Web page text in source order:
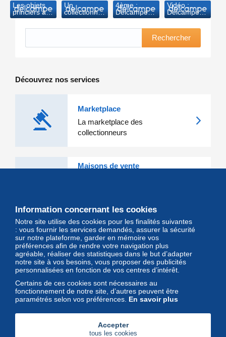
Les objets
princiers aux
enchères
(7sur7-
Un
collectionneur
acharné
d’Albert II
4ème :
Delcampe
avec 644
(JDN-2011)
Vidéo :
Delcampe
caverne d’Ali
virtuelle
(RTBF-
2018)
Rechercher
Découvrez nos services
Marketplace
La marketplace des
collectionneurs
Maisons de vente
Magazine
Un regard unique et décalé sur
l'univers des timbres et leurs
collectionneurs
Information concernant les cookies
Notre site utilise des cookies pour les finalités suivantes
: vous fournir les services demandés, assurer la sécurité
sur notre plateforme, garder en mémoire vos
préférences afin de rendre votre navigation plus
agréable, réaliser des statistiques dans le but d’adapter
notre site à vos besoins, vous proposer des publicités
personnalisées en fonction de vos centres d’intérêt.
Certains de ces cookies sont nécessaires au
fonctionnement de notre site, d’autres peuvent être
paramétrés selon vos préférences. En savoir plus
Accepter
tous les cookies